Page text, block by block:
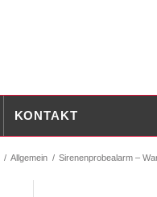
KONTAKT
/ Allgemein / Sirenenprobealarm –